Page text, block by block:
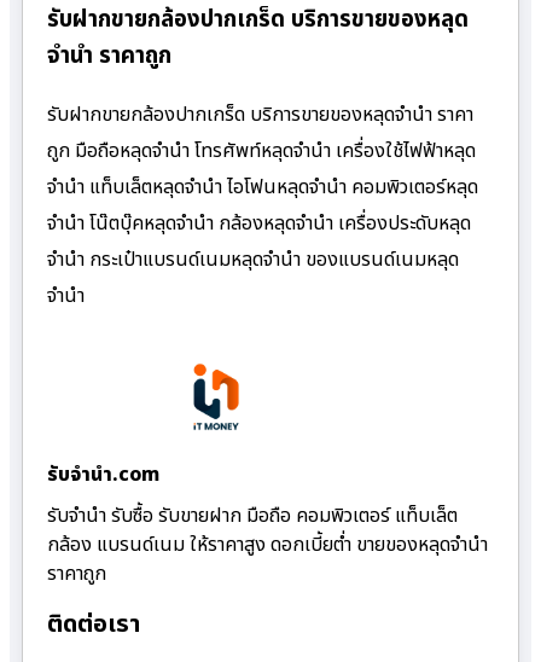
รับฝากขายกล้องปากเกร็ด บริการขายของหลุด
จำนำ ราคาถูก
รับฝากขายกล้องปากเกร็ด บริการขายของหลุดจำนำ ราคา
ถูก มือถือหลุดจำนำ โทรศัพท์หลุดจำนำ เครื่องใช้ไฟฟ้าหลุด
จำนำ แท็บเล็ตหลุดจำนำ ไอโฟนหลุดจำนำ คอมพิวเตอร์หลุด
จำนำ โน๊ตบุ๊คหลุดจำนำ กล้องหลุดจำนำ เครื่องประดับหลุด
จำนำ กระเป๋าแบรนด์เนมหลุดจำนำ ของแบรนด์เนมหลุด
จำนำ
รับจํานํา.com
รับจำนำ รับซื้อ รับขายฝาก มือถือ คอมพิวเตอร์ แท็บเล็ต
กล้อง แบรนด์เนม ให้ราคาสูง ดอกเบี้ยต่ำ ขายของหลุดจำนำ
ราคาถูก
ติดต่อเรา